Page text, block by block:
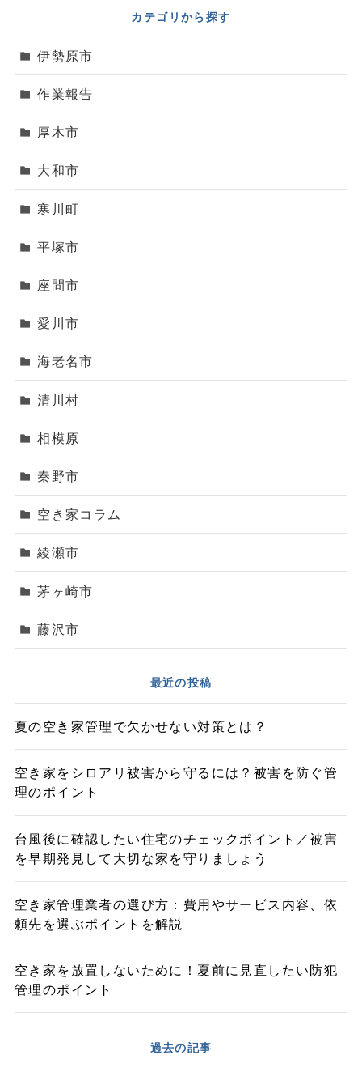
カテゴリから探す
伊勢原市
作業報告
厚木市
大和市
寒川町
平塚市
座間市
愛川市
海老名市
清川村
相模原
秦野市
空き家コラム
綾瀬市
茅ヶ崎市
藤沢市
最近の投稿
夏の空き家管理で欠かせない対策とは？
空き家をシロアリ被害から守るには？被害を防ぐ管
理のポイント
台風後に確認したい住宅のチェックポイント／被害
を早期発見して大切な家を守りましょう
空き家管理業者の選び方：費用やサービス内容、依
頼先を選ぶポイントを解説
空き家を放置しないために！夏前に見直したい防犯
管理のポイント
過去の記事